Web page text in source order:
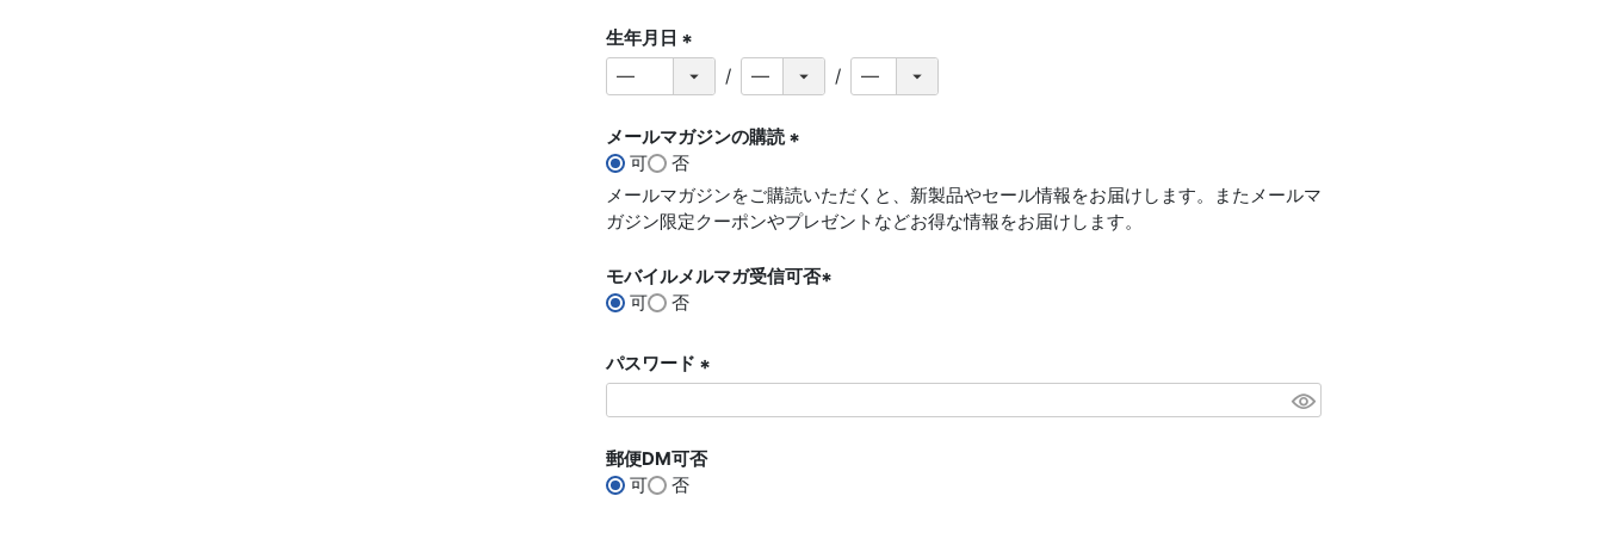
須
)
生年月日
必
須
)
メールマガジンの購読
必
須
可
否
メールマガジンをご購読いただくと、新製品やセール情報をお届けします。またメールマ
ガジン限定クーポンやプレゼントなどお得な情報をお届けします。
モバイルメルマガ受信可否
)
可 否
パスワード
必
須
郵便DM可否
可
否